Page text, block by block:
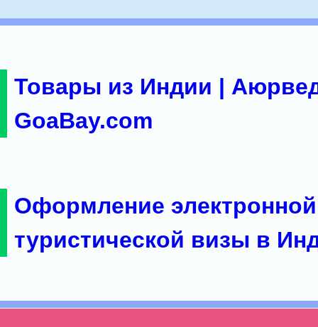
Товары из Индии |
GoaBay.com
Оформление электронной
туристической визы в